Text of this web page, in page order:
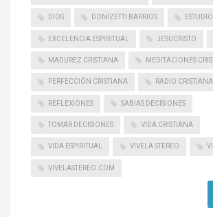
DIOS DONIZETTI BARRIOS
EXCELENCIA ESPIRITUAL JESUCRISTO
MADUREZ CRISTIANA MEDITACIONES
PERFECCIÓN CRISTIANA RADIO CRISTIANA
REFLEXIONES SABIAS DECISIONES
TOMAR DECISIONES VIDA CRISTIANA
VIDA ESPIRITUAL VIVELA STEREO
VIVELASTEREO.COM